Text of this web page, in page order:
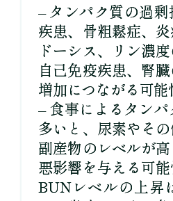
– タンパク質の過
疾患、骨粗鬆症、
ドーシス、リン濃度
自己免疫疾患、腎
増加につながる可能
– 食事によるタン
多いと、尿素やそ
副産物のレベルが
悪影響を与える可能
BUNレベルの上昇